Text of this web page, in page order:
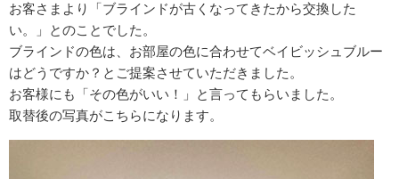
お客さまより「ブラインドが古くなってきたから交換した
い。」とのことでした。
ブラインドの色は、お部屋の色に合わせてベイビッシュブルー
はどうですか？とご提案させていただきました。
お客様にも「その色がいい！」と言ってもらいました。
取替後の写真がこちらになります。